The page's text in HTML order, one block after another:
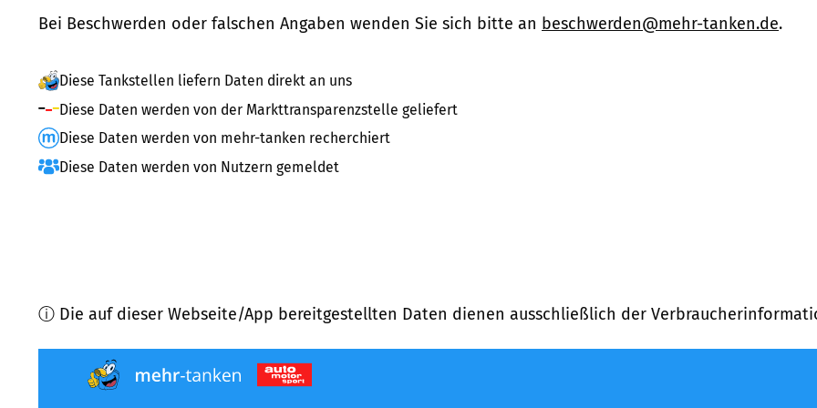
Bei Beschwerden oder falschen Angaben wenden Sie sich bitte an beschwerden@mehr-tanken.de.
Diese Tankstellen liefern Daten direkt an uns
Diese Daten werden von der Markttransparenzstelle geliefert
Diese Daten werden von mehr-tanken recherchiert
Diese Daten werden von Nutzern gemeldet
ⓘ Die auf dieser Webseite/App bereitgestellten Daten dienen ausschließlich der